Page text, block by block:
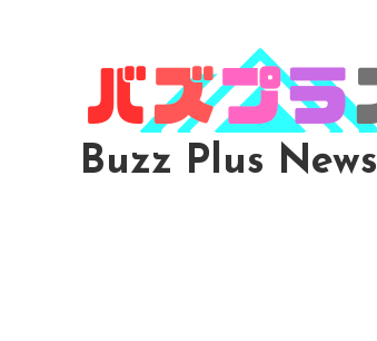
Buzz Plus News